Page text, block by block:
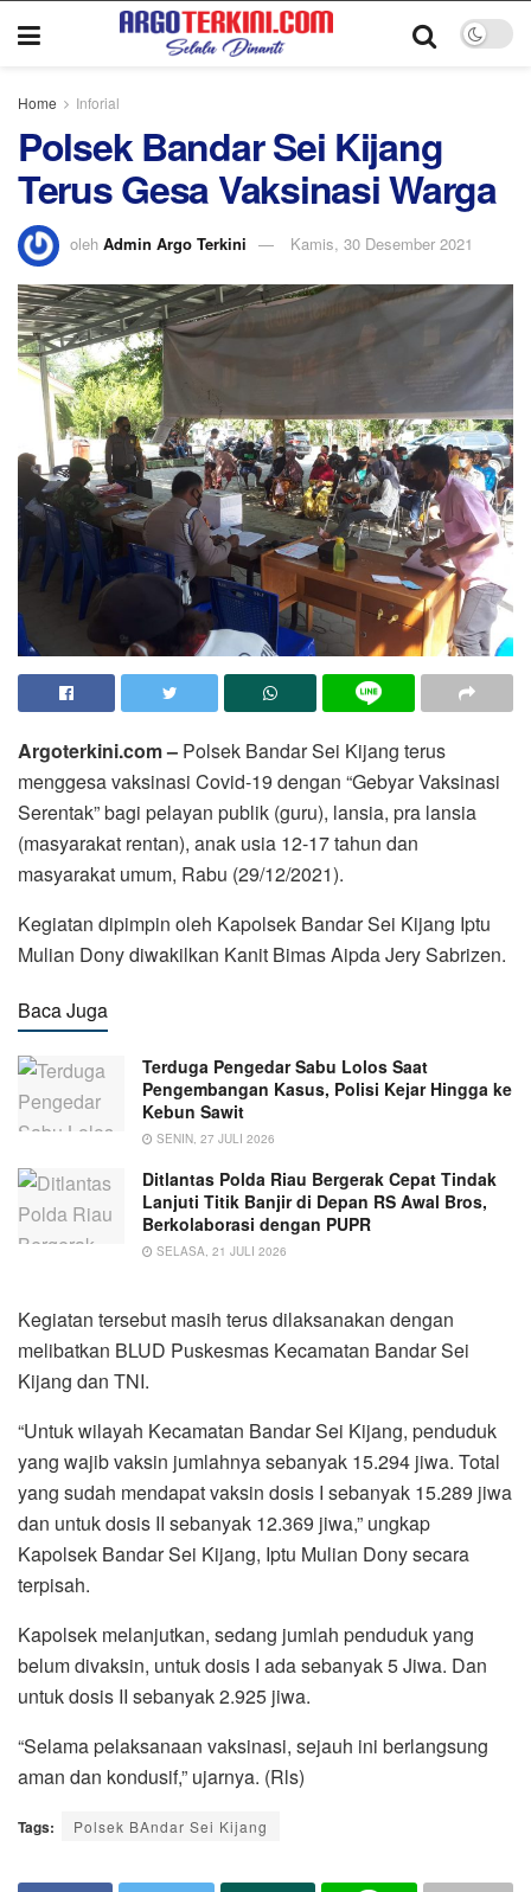
Home Inforial
Polsek Bandar Sei Kijang
Terus Gesa Vaksinasi Warga
oleh Admin Argo Terkini Kamis, 30 Desember 2021
Argoterkini.com – Polsek Bandar Sei Kijang terus
menggesa vaksinasi Covid-19 dengan “Gebyar Vaksinasi
Serentak” bagi pelayan publik (guru), lansia, pra lansia
(masyarakat rentan), anak usia 12-17 tahun dan
masyarakat umum, Rabu (29/12/2021).
Kegiatan dipimpin oleh Kapolsek Bandar Sei Kijang Iptu
Mulian Dony diwakilkan Kanit Bimas Aipda Jery Sabrizen.
Baca Juga
Terduga Pengedar Sabu Lolos Saat
Pengembangan Kasus, Polisi Kejar Hingga ke
Kebun Sawit
SENIN, 27 JULI 2026
Ditlantas Polda Riau Bergerak Cepat Tindak
Lanjuti Titik Banjir di Depan RS Awal Bros,
Berkolaborasi dengan PUPR
SELASA, 21 JULI 2026
Kegiatan tersebut masih terus dilaksanakan dengan
melibatkan BLUD Puskesmas Kecamatan Bandar Sei
Kijang dan TNI.
“Untuk wilayah Kecamatan Bandar Sei Kijang, penduduk
yang wajib vaksin jumlahnya sebanyak 15.294 jiwa. Total
yang sudah mendapat vaksin dosis I sebanyak 15.289 jiwa
dan untuk dosis II sebanyak 12.369 jiwa,” ungkap
Kapolsek Bandar Sei Kijang, Iptu Mulian Dony secara
terpisah.
Kapolsek melanjutkan, sedang jumlah penduduk yang
belum divaksin, untuk dosis I ada sebanyak 5 Jiwa. Dan
untuk dosis II sebanyak 2.925 jiwa.
“Selama pelaksanaan vaksinasi, sejauh ini berlangsung
aman dan kondusif,” ujarnya. (Rls)
Tags: Polsek BAndar Sei Kijang